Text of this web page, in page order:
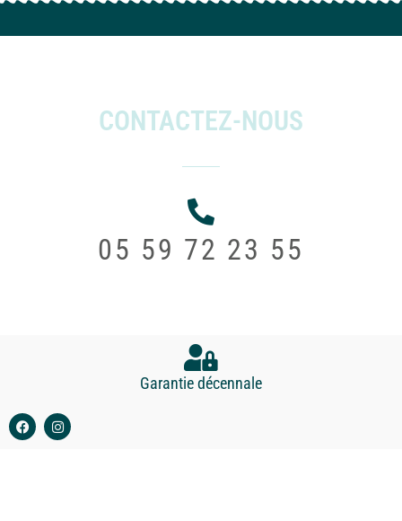
CONTACTEZ-NOUS
05 59 72 23 55
Garantie décennale